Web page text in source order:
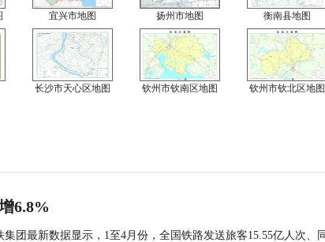
宜兴市地图 扬州市地图 衡南县地图
长沙市天心区地图 钦州市钦南区地图 钦州市钦北区地图
6.8%
团最新数据显示，1至4月份，全国铁路发送旅客15.55亿人次、